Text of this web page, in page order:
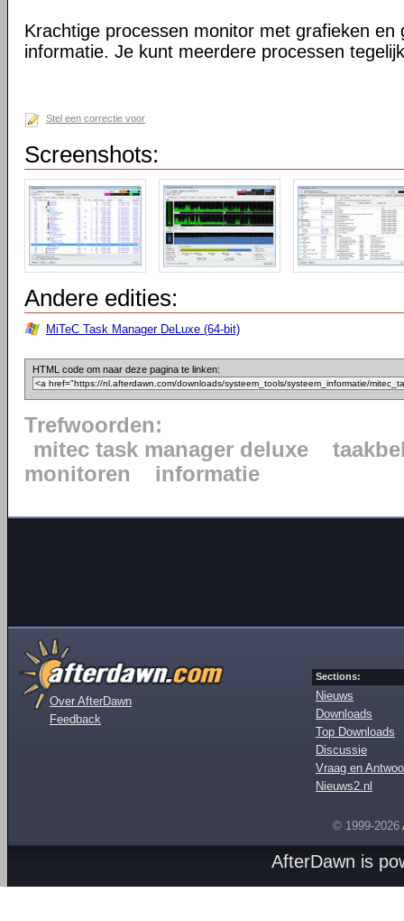
Krachtige processen monitor met grafieken en
informatie. Je kunt meerdere processen
Stel een correctie voor
Screenshots:
Andere edities:
MiTeC Task Manager DeLuxe (64-bit)
HTML code om naar deze pagina te linken:
Trefwoorden:
mitec task manager deluxe
monitoren
informatie
Over AfterDawn
Feedback
Sections:
Nieuws
Downloads
Top Downloads
Discussie
Vraag en
Nieuws2.nl
© 1999-2026
AfterDawn is